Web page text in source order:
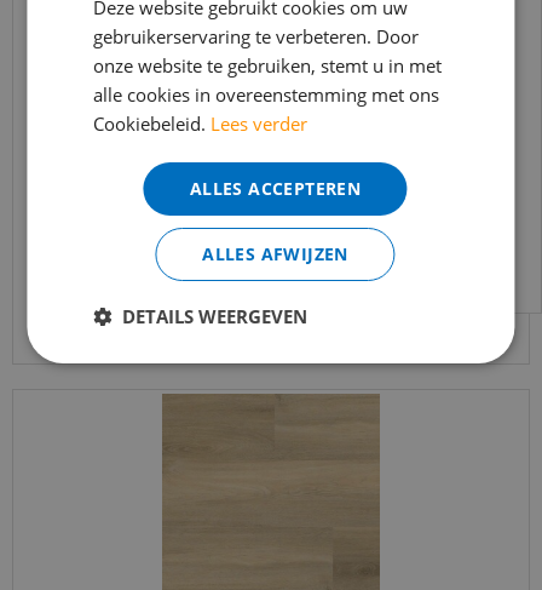
Ambiant - Avanto Beige (Plak PVC)
t/m 14 augustus telefonisch helaas niet
bereikbaar.
Bestelling worden uiteraard verwerkt
echter iets minder snel dan wat je van ons
gewend bent.
Voor vragen kan je ons bereiken via
info@merkvloerenwinkel.nl
Deze website gebruikt cookies om uw
gebruikerservaring te verbeteren. Door
onze website te gebruiken, stemt u in met
alle cookies in overeenstemming met ons
Cookiebeleid. Lees verder
ALLES ACCEPTEREN
ALLES AFWIJZEN
DETAILS WEERGEVEN